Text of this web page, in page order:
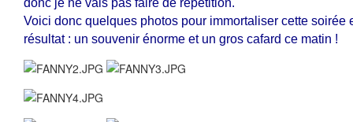
donc je ne vais pas faire de répétition.
Voici donc quelques photos pour immortaliser cette soirée
résultat : un souvenir énorme et un gros cafard ce matin !